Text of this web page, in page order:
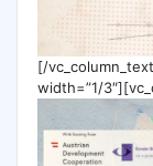
[/
width=”1/